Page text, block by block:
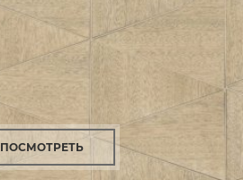
ПОСМОТРЕТЬ